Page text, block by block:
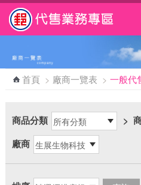
跳到主要內容區塊
首頁 > 廠商一覽表 > 一般代
商品分類 >
廠商